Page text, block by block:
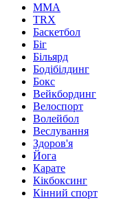
MMA
TRX
Баскетбол
Біг
Більярд
Бодібілдинг
Бокс
Вейкбординг
Велоспорт
Волейбол
Веслування
Здоров'я
Йога
Карате
Кікбоксинг
Кінний спорт